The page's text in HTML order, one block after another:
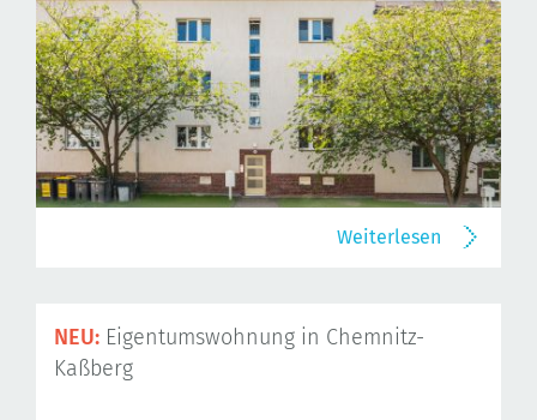
Weiterlesen
NEU: Eigentumswohnung in Chemnitz-
Kaßberg